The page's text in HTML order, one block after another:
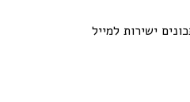
ישירות למייל